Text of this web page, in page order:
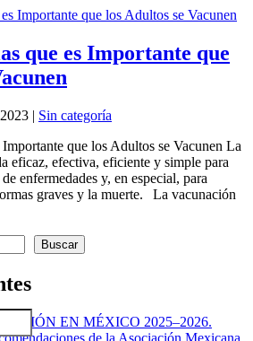
que es Importante que
| Sin categoría
que los Adultos se Vacunen La
eficaz, efectiva, eficiente y simple para
enfermedades y, en especial, para
graves y la muerte. La vacunación
Buscar
EN MÉXICO 2025–2026.
de la Asociación Mexicana